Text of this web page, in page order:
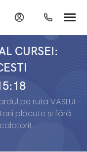
CURSEI:
pe ruta VASLUI -
plăcute și fără